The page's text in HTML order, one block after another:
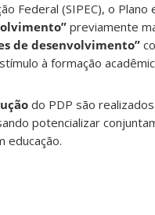
Federal (SIPEC), o Plano
previamente
de desenvolvimento”
à formação
do PDP são
potencializar
educação.